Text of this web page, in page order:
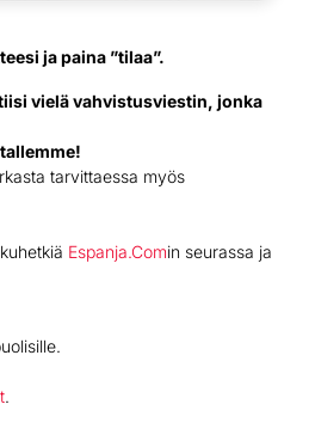
ja paina ”tilaa”.
vielä vahvistusviestin, jonka
tarvittaessa myös
Espanja.Comin seurassa ja
.